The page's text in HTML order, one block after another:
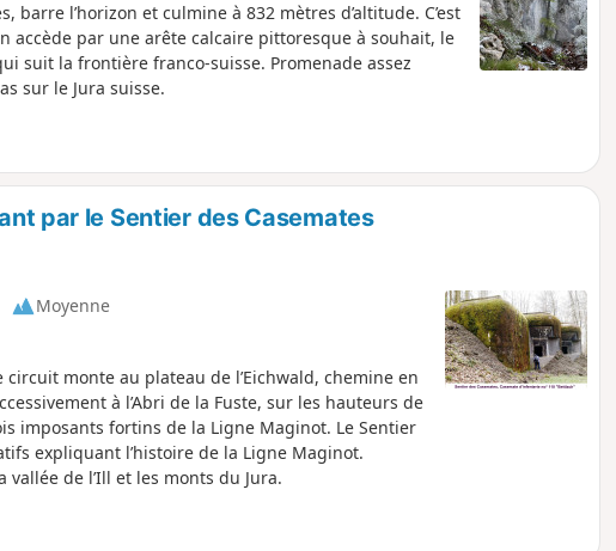
l’horizon et culmine à 832 mètres d’altitude. C’est
accède par une arête calcaire pittoresque à souhait, le
suit la frontière franco-suisse. Promenade assez
sur le Jura suisse.
par le Sentier des Casemates
Moyenne
monte au plateau de l’Eichwald, chemine en
à l’Abri de la Fuste, sur les hauteurs de
imposants fortins de la Ligne Maginot. Le Sentier
expliquant l’histoire de la Ligne Maginot.
de l’Ill et les monts du Jura.